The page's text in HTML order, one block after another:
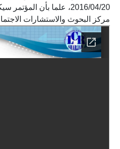
2016/04/20، علما بأن
مركز البحوث والاستشارات